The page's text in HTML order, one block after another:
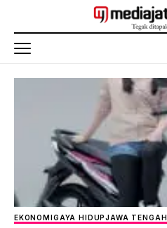
EKONOMIGAYA HIDUPJAWA TENGAH